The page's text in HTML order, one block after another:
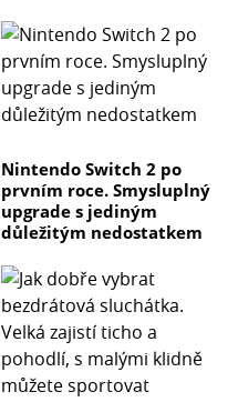
Nintendo Switch 2 po
prvním roce. Smysluplný
upgrade s jediným
důležitým nedostatkem